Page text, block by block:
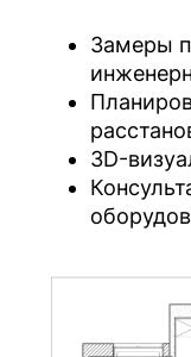
Замеры
3D-